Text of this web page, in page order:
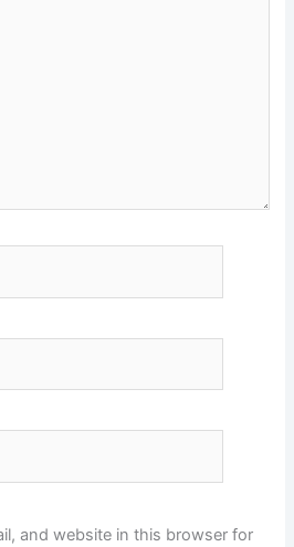
and website in this browser for